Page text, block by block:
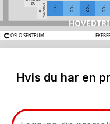
OSLO SENTRUM
INNGANG
1B
2A
109 108 107 106
Hvis du har en